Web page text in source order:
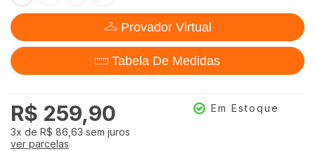
Provador Virtual
Tabela De Medidas
R$ 259,90
3x de R$ 86,63 sem juros
ver parcelas
Em Estoque